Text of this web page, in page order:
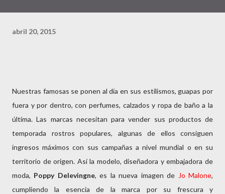
abril 20, 2015
Nuestras famosas se ponen al día en sus estilismos, guapas por
fuera y por dentro, con perfumes, calzados y ropa de baño a la
última. Las marcas necesitan para vender sus productos de
temporada rostros populares, algunas de ellos consiguen
ingresos máximos con sus campañas a nivel mundial o en su
territorio de origen. Así la modelo, diseñadora y embajadora de
moda, Poppy Delevingne, es la nueva imagen de Jo Malone,
cumpliendo la esencia de la marca por su frescura y